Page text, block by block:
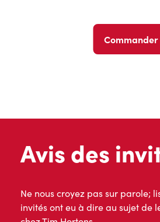
Commander
Avis des
Ne nous croyez pas sur parole;
invités ont eu à dire au sujet de